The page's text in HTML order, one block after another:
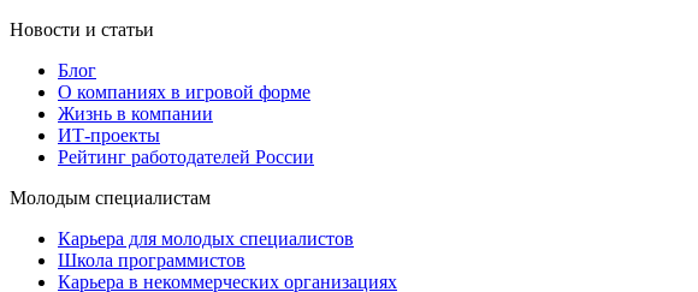
Новости и статьи
Блог
О компаниях в игровой форме
Жизнь в компании
ИТ-проекты
Рейтинг работодателей России
Молодым специалистам
Карьера для молодых специалистов
Школа программистов
Карьера в некоммерческих организациях